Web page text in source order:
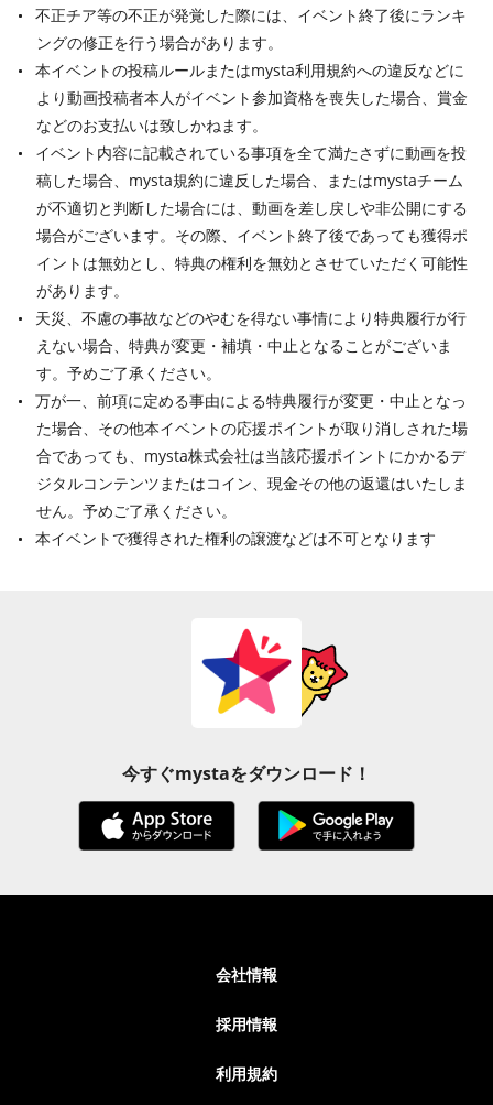
不正チア等の不正が発覚した際には、イベント終了後にランキ
ングの修正を行う場合があります。
本イベントの投稿ルールまたはmysta利用規約への違反などに
より動画投稿者本人がイベント参加資格を喪失した場合、賞金
などのお支払いは致しかねます。
イベント内容に記載されている事項を全て満たさずに動画を投
稿した場合、mysta規約に違反した場合、またはmystaチーム
が不適切と判断した場合には、動画を差し戻しや非公開にする
場合がございます。その際、イベント終了後であっても獲得ポ
イントは無効とし、特典の権利を無効とさせていただく可能性
があります。
天災、不慮の事故などのやむを得ない事情により特典履行が行
えない場合、特典が変更・補填・中止となることがございま
す。予めご了承ください。
万が一、前項に定める事由による特典履行が変更・中止となっ
た場合、その他本イベントの応援ポイントが取り消しされた場
合であっても、mysta株式会社は当該応援ポイントにかかるデ
ジタルコンテンツまたはコイン、現金その他の返還はいたしま
せん。予めご了承ください。
本イベントで獲得された権利の譲渡などは不可となります
今すぐmystaをダウンロード！
会社情報
採用情報
利用規約